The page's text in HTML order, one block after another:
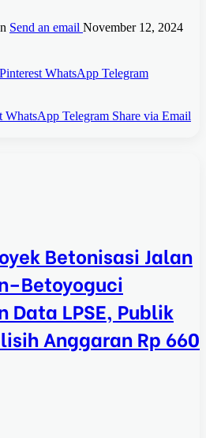
Send an email November 12, 2024
Pinterest WhatsApp Telegram
WhatsApp Telegram Share via Email
Betonisasi Jalan
Data LPSE, Publik
Anggaran Rp 660